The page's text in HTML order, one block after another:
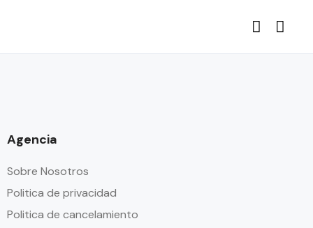
Agencia
Sobre Nosotros
Politica de privacidad
Politica de cancelamiento